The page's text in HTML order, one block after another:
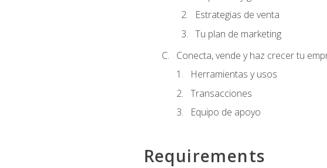
Estrategias de venta
Tu plan de marketing
Conecta, vende y haz crecer tu
Herramientas y usos
Transacciones
Equipo de apoyo
Requirements